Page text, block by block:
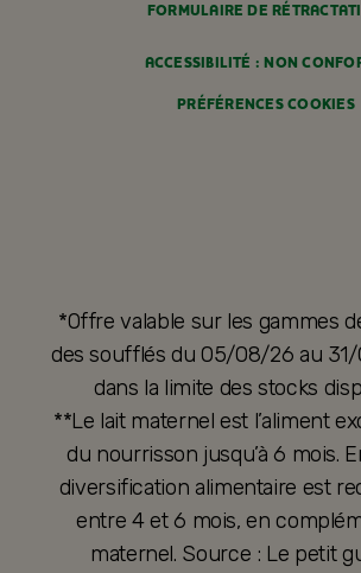
FORMULAIRE DE
ACCESSIBILITÉ : NON
PRÉFÉRENCES COOKIES
*Offre valable sur les gammes
des soufflés du 05/08/26 au
dans la limite des stocks
**Le lait maternel est l’aliment
du nourrisson jusqu’à 6 mois.
diversification alimentaire est
entre 4 et 6 mois, en
maternel. Source : Le petit